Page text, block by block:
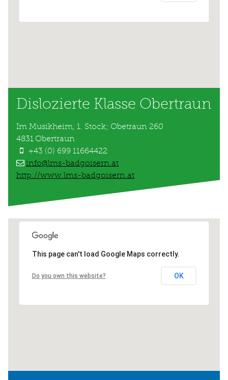
Dislozierte Klasse Obertraun
Im Musikheim, 1. Stock; Obetraun 260
4831 Obertraun
+43 (0) 699 11664422
info@lms-badgoisern.at
http://www.lms-badgoisern.at
This page can't load Google Maps correctly.
Do you own this website? OK